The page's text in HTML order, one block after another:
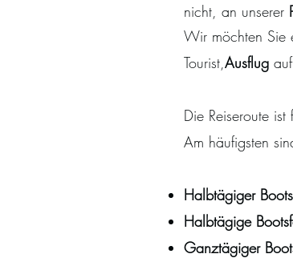
nicht, an unserer
Wir möchten Sie
Tourist,Ausflug
Die Reiseroute
Am häufigsten
Halbtägiger
Halbtägige
Ganztägiger